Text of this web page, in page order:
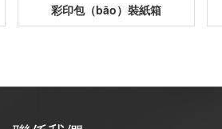
彩印包（bāo）裝紙箱